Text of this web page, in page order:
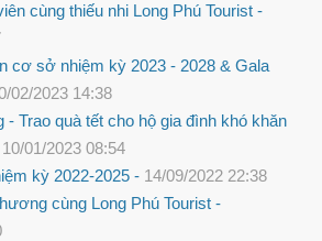
cùng thiếu nhi Long Phú Tourist -
cơ sở nhiệm kỳ 2023 - 2028 & Gala
02/2023 14:38
- Trao quà tết cho hộ gia đình khó khăn
10/01/2023 08:54
kỳ 2022-2025 - 14/09/2022 22:38
cùng Long Phú Tourist -